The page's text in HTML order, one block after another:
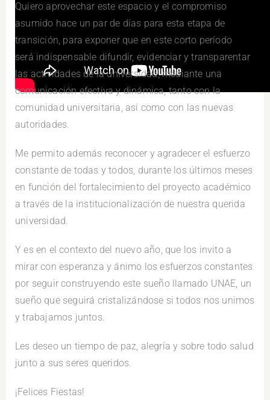
Quiero aprovechar este espacio y el compromiso
asumido hace un par de días para esta etapa de
transición, para exponer que en este corto período
será indispensable difundir, evidenciar y transparentar
las actividades de la universidad, mediante una
comunicación efectiva y dinámica, tanto con la
comunidad universitaria, así como con las nuevas
autoridades.
Me permito además reconocer y agradecer el esfuerzo
constante de todas y todos, durante los últimos meses
en función del fortalecimiento del proyecto académico
a través de la institucionalización de nuestra querida
universidad.
Y es en el contexto del nuevo año, que los invito a
mirar con esperanza y ánimo los esfuerzos constantes
por seguir construyendo este sueño llamado UNAE, un
sueño que seguirá cristalizándose si todos nos unimos
y trabajamos juntos.
Les deseo un tiempo de paz, alegría y sobre todo salud
junto a sus seres queridos.
¡Felices Fiestas!